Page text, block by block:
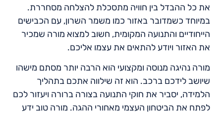
את כל ההבדל בין חוויה מתסכלת להצלחה מסחררת.
במיוחד כשמדובר באזור כמו משמר השרון, עם הכבישים
הייחודיים והתנועה המקומית, חשוב למצוא מורה שמכיר
את האזור ויודע להתאים את עצמו אליכם.
מורה נהיגה מנוסה ומקצועי הוא הרבה יותר מסתם מישהו
שיושב לידכם ברכב. הוא זה שילווה אתכם בתהליך
הלמידה, יסביר את חוקי התנועה בצורה ברורה ויעזור לכם
לפתח את הביטחון העצמי מאחורי ההגה. מורה טוב ידע